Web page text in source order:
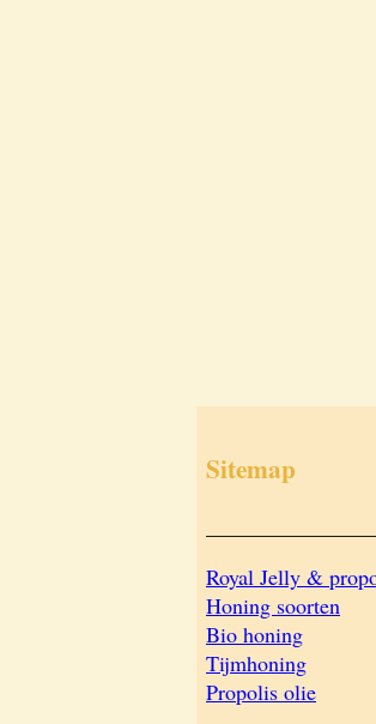
Sitemap
Royal Jelly &
Honing soorten
Bio honing
Tijmhoning
Propolis olie